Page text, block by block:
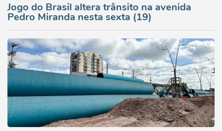
Jogo do Brasil altera trânsito na avenida
Pedro Miranda nesta sexta (19)